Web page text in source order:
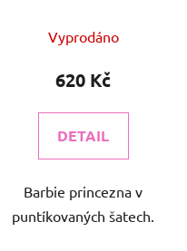
Vyprodáno
620 Kč
DETAIL
Barbie princezna v
puntíkovaných šatech.